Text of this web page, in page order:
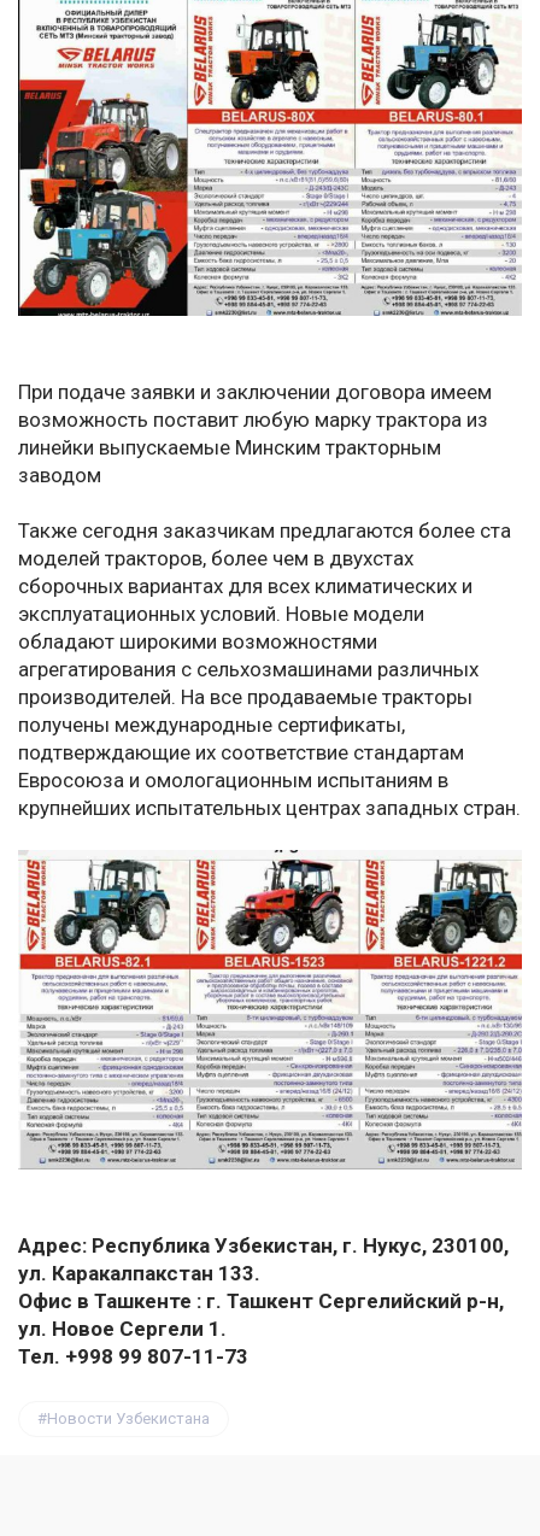
При подаче заявки и заключении договора имеем
возможность поставит любую марку трактора из
линейки выпускаемые Минским тракторным
заводом
Также сегодня заказчикам предлагаются более ста
моделей тракторов, более чем в двухстах
сборочных вариантах для всех климатических и
эксплуатационных условий. Новые модели
обладают широкими возможностями
агрегатирования с сельхозмашинами различных
производителей. На все продаваемые тракторы
получены международные сертификаты,
подтверждающие их соответствие стандартам
Евросоюза и омологационным испытаниям в
крупнейших испытательных центрах западных стран.
Адрес: Республика Узбекистан, г. Нукус, 230100,
ул. Каракалпакстан 133.
Офис в Ташкенте : г. Ташкент Сергелийский р-н,
ул. Новое Сергели 1.
Тел. +998 99 807-11-73
Новости Узбекистана